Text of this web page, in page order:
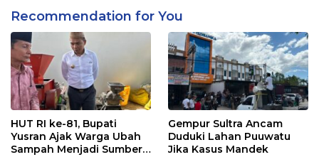
Recommendation for You
HUT RI ke-81, Bupati
Yusran Ajak Warga Ubah
Sampah Menjadi Sumber
Gempur Sultra Ancam
Duduki Lahan Puuwatu
Jika Kasus Mandek